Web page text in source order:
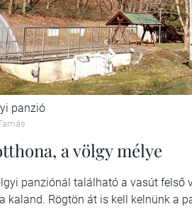
panzió
a völgy mélye
panziónál található a vasút felső
kaland. Rögtön át is kell kelnünk a